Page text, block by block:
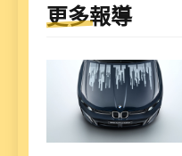
更多報導